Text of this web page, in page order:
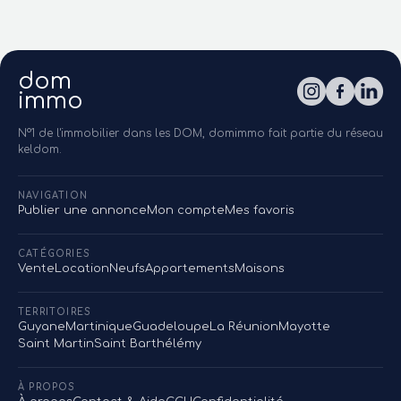
dom
immo
N°1 de l'immobilier dans les DOM, domimmo fait partie du réseau
keldom.
NAVIGATION
Publier une annonceMon compteMes favoris
CATÉGORIES
Vente LocationNeufsAppartementsMaisons
TERRITOIRES
GuyaneMartiniqueGuadeloupe La RéunionMayotte
Saint MartinSaint Barthélémy
À PROPOS